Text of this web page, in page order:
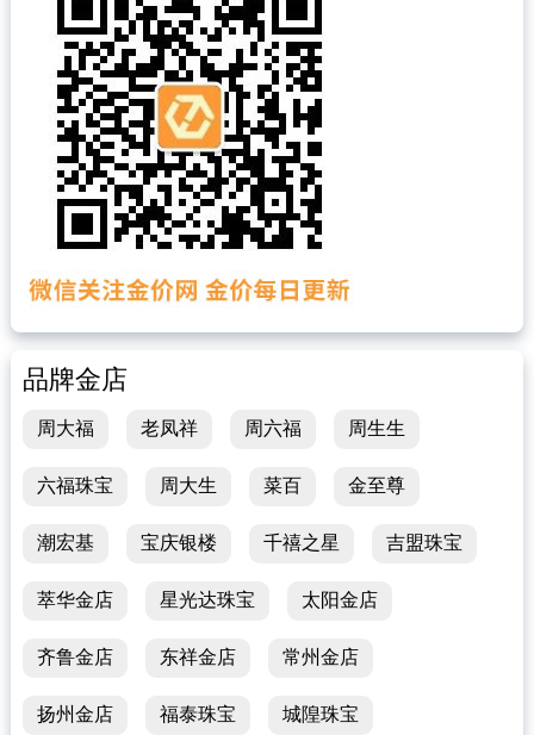
品牌金店
周大福 老凤祥 周六福 周生生
六福珠宝 周大生 菜百 金至尊
潮宏基 宝庆银楼 千禧之星 吉盟珠宝
萃华金店 星光达珠宝 太阳金店
齐鲁金店 东祥金店 常州金店
扬州金店 福泰珠宝 城隍珠宝